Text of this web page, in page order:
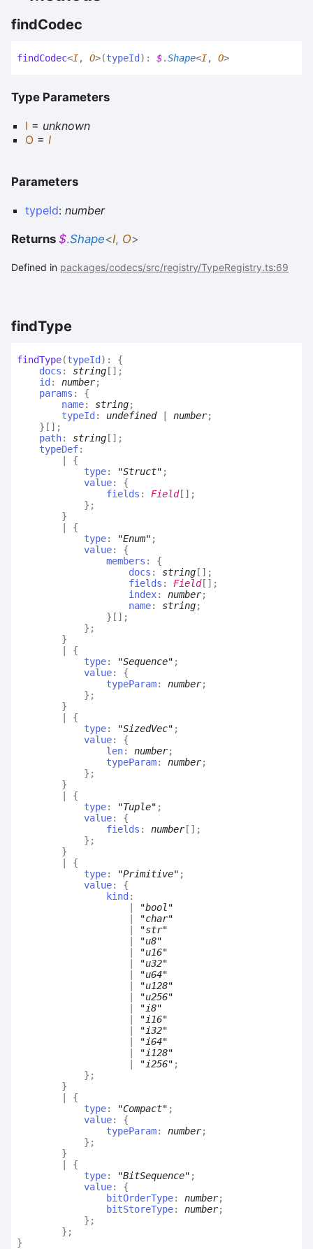
findCodec
findCodec<I, O>(typeId ) : $.Shape<I, O>
Type Parameters
I = unknown
O = I
Parameters
typeId: number
Returns $.Shape<I, O>
Defined in packages/codecs/src/registry/TypeRegistry.ts:69
findType
findType(typeId) : {
docs : string[] ;
id : number;
params : {
name: string;
typeId : undefined| number;
} [] ;
path: string[] ;
typeDef:
| {
type: "Struct" ;
value: {
fields : Field[] ;
} ;
}
| {
type: "Enum" ;
value: {
members : {
docs : string[] ;
fields : Field[] ;
index: number;
name: string;
} [] ;
} ;
}
| {
type: "Sequence" ;
value: {
typeParam: number;
} ;
}
| {
type: "SizedVec" ;
value: {
len: number;
typeParam: number;
} ;
}
| {
type: "Tuple" ;
value: {
fields : number[] ;
} ;
}
| {
type: "Primitive" ;
value: {
kind :
|
"bool"
|
"char"
|
"str"
|
"u8"
|
"u16"
|
"u32"
|
"u64"
|
"u128"
|
"u256"
|
"i8"
|
"i16"
|
"i32"
|
"i64"
|
"i128"
|
"i256" ;
} ;
}
| {
type: "Compact" ;
value: {
typeParam: number;
} ;
}
| {
type: "BitSequence" ;
value: {
bitOrderType: number;
bitStoreType: number;
} ;
} ;
}